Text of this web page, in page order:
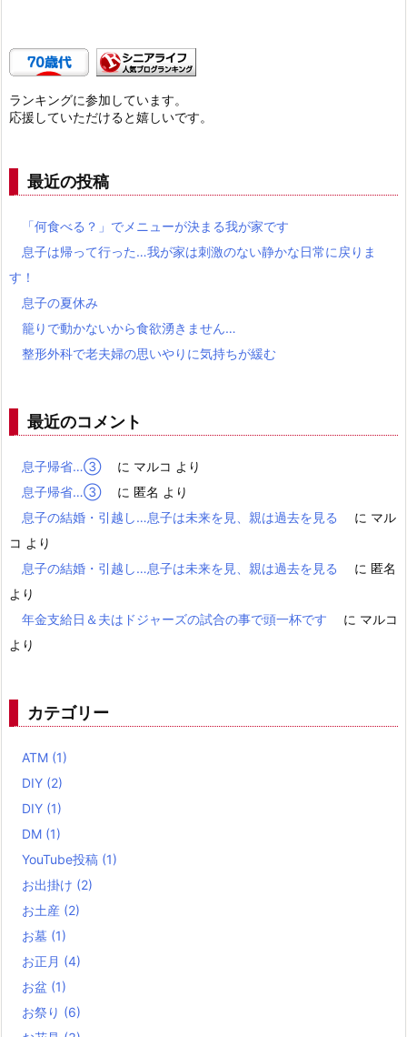
ランキングに参加しています。
応援していただけると嬉しいです。
最近の投稿
「何食べる？」でメニューが決まる我が家です
息子は帰って行った…我が家は刺激のない静かな日常に戻りま
す！
息子の夏休み
籠りで動かないから食欲湧きません…
整形外科で老夫婦の思いやりに気持ちが緩む
最近のコメント
息子帰省…③ に マルコ より
息子帰省…③
に 匿名 より
息子の結婚・引越し…息子は未来を見、親は過去を見る
に マル
コ より
息子の結婚・引越し…息子は未来を見、親は過去を見る
に 匿名
より
年金支給日＆夫はドジャーズの試合の事で頭一杯です
に マルコ
より
カテゴリー
ATM (1)
DIY (2)
DIY (1)
DM (1)
YouTube投稿 (1)
お出掛け (2)
お土産 (2)
お墓 (1)
お正月 (4)
お盆 (1)
お祭り (6)